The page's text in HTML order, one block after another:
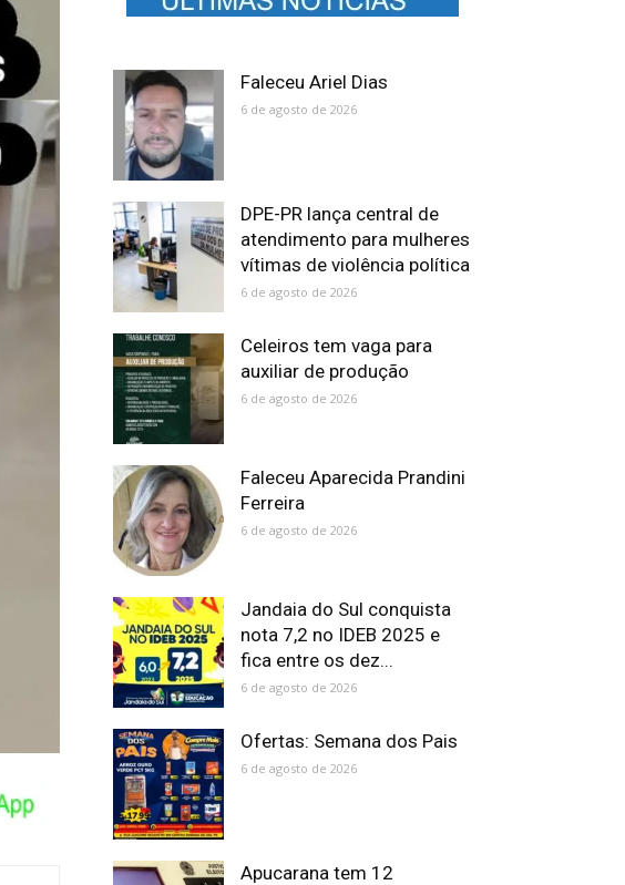
Faleceu Ariel Dias
6 de agosto de 2026
DPE-PR lança central de
atendimento para mulheres
vítimas de violência política
6 de agosto de 2026
Celeiros tem vaga para
auxiliar de produção
6 de agosto de 2026
Faleceu Aparecida Prandini
Ferreira
6 de agosto de 2026
Jandaia do Sul conquista
nota 7,2 no IDEB 2025 e
fica entre os dez...
6 de agosto de 2026
Ofertas: Semana dos Pais
6 de agosto de 2026
Apucarana tem 12